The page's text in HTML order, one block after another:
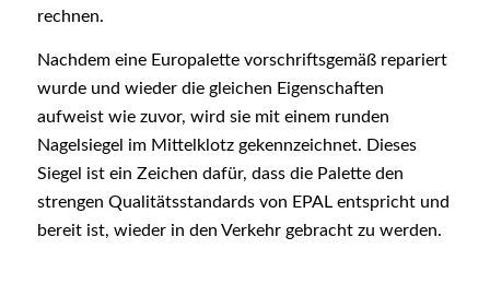
rechnen.
Nachdem eine Europalette vorschriftsgemäß repariert
wurde und wieder die gleichen Eigenschaften
aufweist wie zuvor, wird sie mit einem runden
Nagelsiegel im Mittelklotz gekennzeichnet. Dieses
Siegel ist ein Zeichen dafür, dass die Palette den
strengen Qualitätsstandards von EPAL entspricht und
bereit ist, wieder in den Verkehr gebracht zu werden.